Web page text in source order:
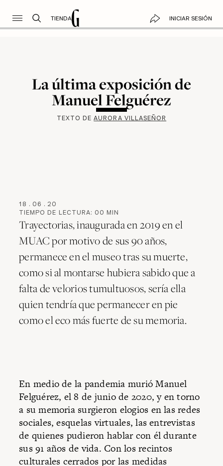
TIENDA INICIAR SESIÓN
La última exposición de
Manuel Felguérez
TEXTO DEAURORA VILLASEÑOR
18 . 06 . 20
TIEMPO DE LECTURA: 00 MIN
Trayectorias, inaugurada en 2019 en el
MUAC por motivo de sus 90 años,
permanece en el museo tras su muerte,
como si al montarse hubiera sabido que a
falta de velorios tumultuosos, sería ella
quien tendría que permanecer en pie
como el eco más fuerte de su memoria.
En medio de la pandemia murió Manuel
Felguérez, el 8 de junio de 2020, y en torno
a su memoria surgieron elogios en las redes
sociales, esquelas virtuales, las entrevistas
de quienes pudieron hablar con él durante
sus 91 años de vida. Con los recintos
culturales cerrados por las medidas